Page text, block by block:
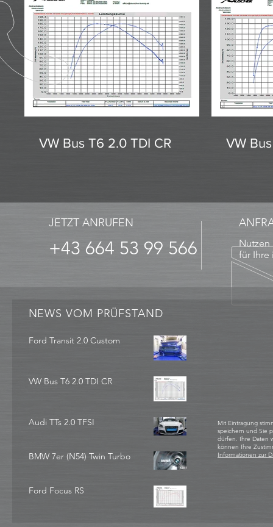
VW Bus T6 2.0 TDI CR VW
JETZT ANRUFEN
+43 664 53 99 566
Nutzen
für
NEWS VOM PRÜFSTAND
Ford Transit 2.0 Custom
VW Bus T6 2.0 TDI CR
Audi TTs 2.0 TFSI
BMW 7er (N54) Twin Turbo
Ford Focus RS
Mit Eintragung
speichern und Sie
dürfen. Ihre Daten
können Ihre
Informationen zur